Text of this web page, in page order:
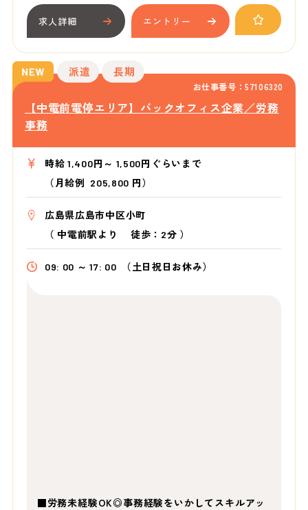
求人詳細 エントリー
お仕事番号：57106320
派遣 長期
【中電前電停エリア】バックオフィス企業／労務
事務
時給 1,400円～ 1,500円ぐらいまで
（月給例 205,800 円）
広島県広島市中区小町
（ 中電前駅より 徒歩：2分 ）
09: 00 ～ 17: 00 （土日祝日お休み）
■労務未経験OK◎事務経験をいかしてスキルアッ